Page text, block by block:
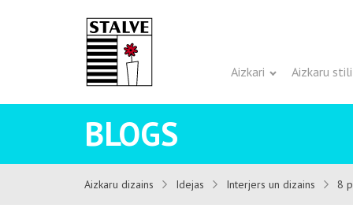
Aizkari Aizkaru stili
BLOGS
Aizkaru dizains Idejas Interjers un dizains 8